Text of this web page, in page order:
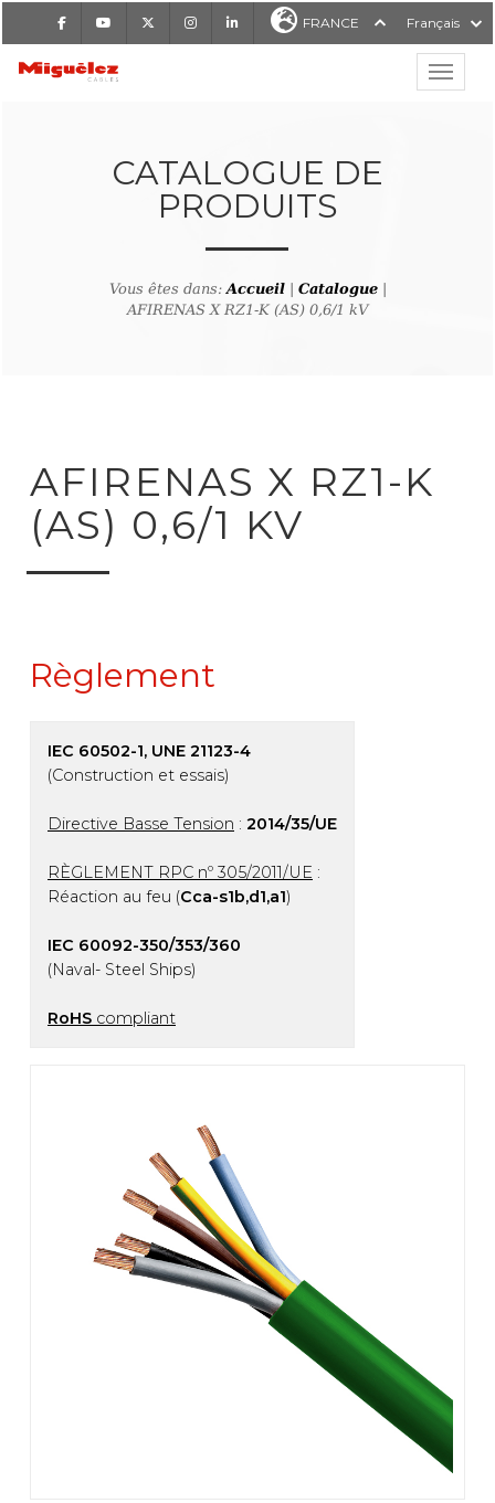
FacebookYoutube InstagramLinkedIn FRANCE Français
Miguélez Cables
CATALOGUE DE
PRODUITS
Vous êtes dans:Accueil| Catalogue|
AFIRENAS X RZ1-K (AS) 0,6/1 kV
à la recherche de
AFIRENAS X RZ1-K
(AS) 0,6/1 KV
Règlement
IEC 60502-1, UNE 21123-4
(Construction et essais)
Directive Basse Tension : 2014/35/UE
RÈGLEMENT RPC nº 305/2011/UE :
Réaction au feu (Cca-s1b,d1,a1)
IEC 60092-350/353/360
(Naval- Steel Ships)
RoHS compliant